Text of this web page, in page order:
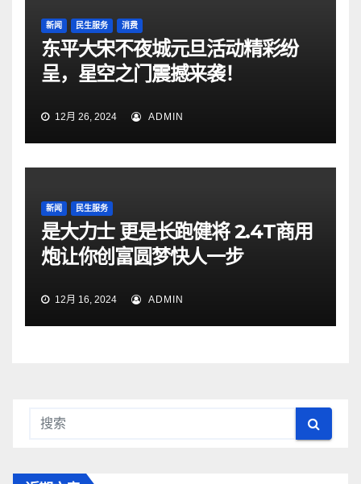
新闻 民生服务 消费
东平大宋不夜城元旦活动精彩纷
呈，星空之门震撼来袭！
12月 26, 2024 ADMIN
新闻 民生服务
是大力士 更是长跑健将 2.4T商用
炮让你创富圆梦快人一步
12月 16, 2024 ADMIN